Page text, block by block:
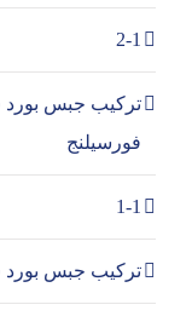
2-1
فورسيلنج
1-1
تركيب جبس بورد في ام